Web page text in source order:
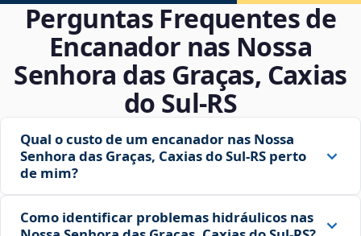
Perguntas Frequentes de
Encanador nas Nossa
Senhora das Graças, Caxias
do Sul‑RS
Qual o custo de um encanador nas Nossa
Senhora das Graças, Caxias do Sul‑RS perto
de mim?
Como identificar problemas hidráulicos nas